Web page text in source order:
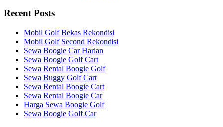
Recent Posts
Mobil Golf Bekas Rekondisi
Mobil Golf Second Rekondisi
Sewa Boogie Car Harian
Sewa Boogie Golf Cart
Sewa Rental Boogie Golf
Sewa Buggy Golf Cart
Sewa Rental Boogie Cart
Sewa Rental Boogie Car
Harga Sewa Boogie Golf
Sewa Boogie Golf Car